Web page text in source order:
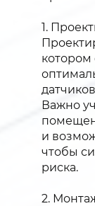
1.
Важно
и
чтобы
риска.
2.